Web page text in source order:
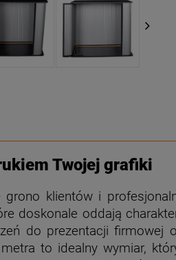
Twojej grafiki
klientów i
doskonale oddają
do prezentacji
to idealny wymiar,